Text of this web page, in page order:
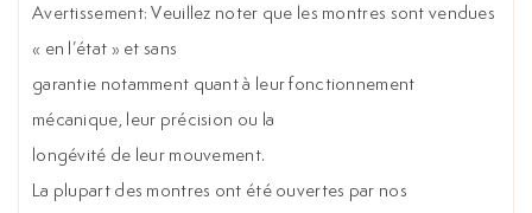
Avertissement: Veuillez noter que les montres sont vendues
« en l’état » et sans
garantie notamment quant à leur fonctionnement
mécanique, leur précision ou la
longévité de leur mouvement.
La plupart des montres ont été ouvertes par nos